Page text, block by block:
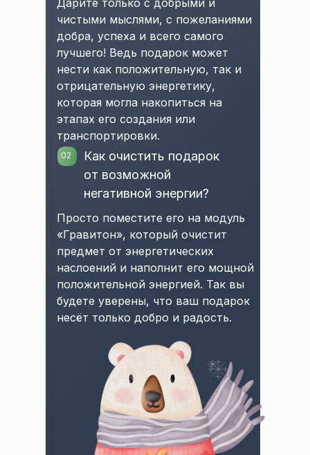
Дарите только с добрыми и
чистыми мыслями, с пожеланиями
добра, успеха и всего самого
лучшего! Ведь подарок может
нести как положительную, так и
отрицательную энергетику,
которая могла накопиться на
этапах его создания или
транспортировки.
Как очистить подарок
от возможной
негативной энергии?
Просто поместите его на модуль
«Гравитон», который очистит
предмет от энергетических
наслоений и наполнит его мощной
положительной энергией. Так вы
будете уверены, что ваш подарок
несёт только добро и радость.
02